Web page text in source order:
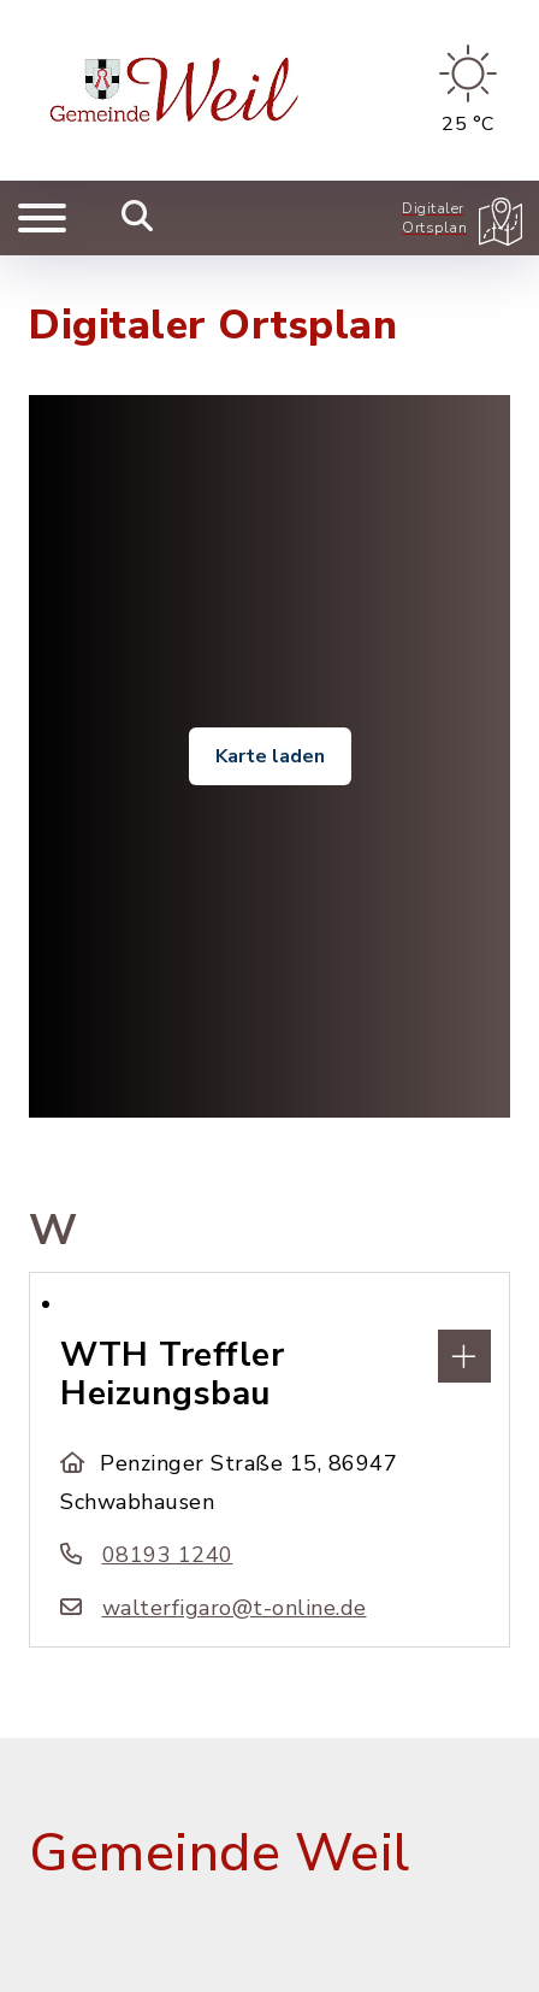
25 °C
Digitaler
Ortsplan
Digitaler Ortsplan
Karte laden
W
WTH Treffler
Heizungsbau
Penzinger Straße 15, 86947
Schwabhausen
08193 1240
walterfigaro@t-online.de
Gemeinde Weil